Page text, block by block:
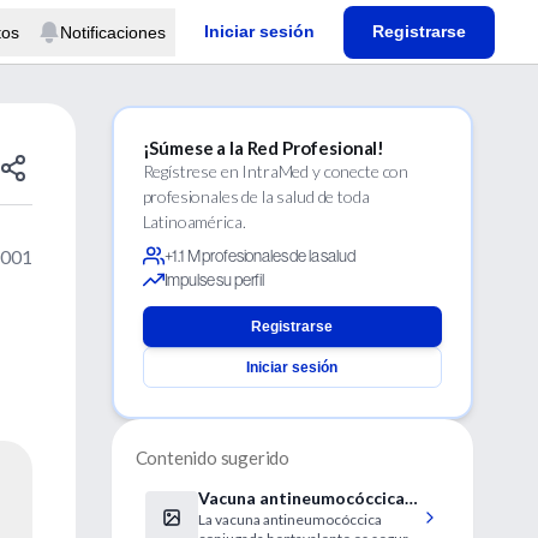
Notificaciones Iniciar sesión Registrarse
¡Súmese a la Red Profesional!
Regístrese en IntraMed y conecte con
profesionales de la salud de toda
Latinoamérica.
+1.1 M profesionales de la salud
Impulse su perfil
Registrarse
Iniciar sesión
Contenido sugerido
Vacuna antineumocóccica
conjugada y otitis media.
La vacuna antineumocóccica